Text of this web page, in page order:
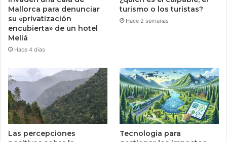
Mallorca para denunciar
su «privatización
encubierta» de un hotel
Meliá
Hace 4 días
turismo o los turistas?
Hace 2 semanas
Las percepciones
Tecnologia para